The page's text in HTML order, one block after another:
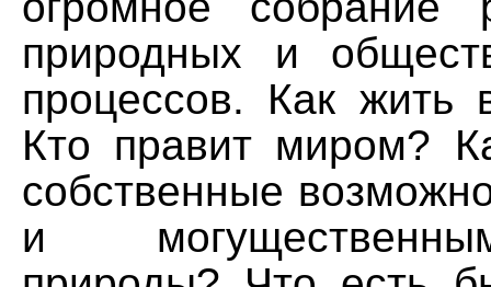
природных и
процессов. Как жить
Кто правит миром?
собственные
и